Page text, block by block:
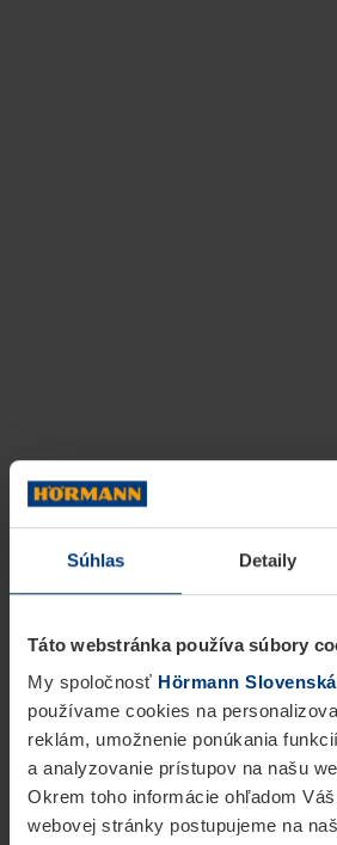
Súhlas Detaily
Táto webstránka používa súbory
My spoločnosť Hörmann
používame cookies na
reklám, umožnenie ponúkania
a analyzovanie prístupov na našu
Okrem toho informácie ohľadom
webovej stránky postupujeme na